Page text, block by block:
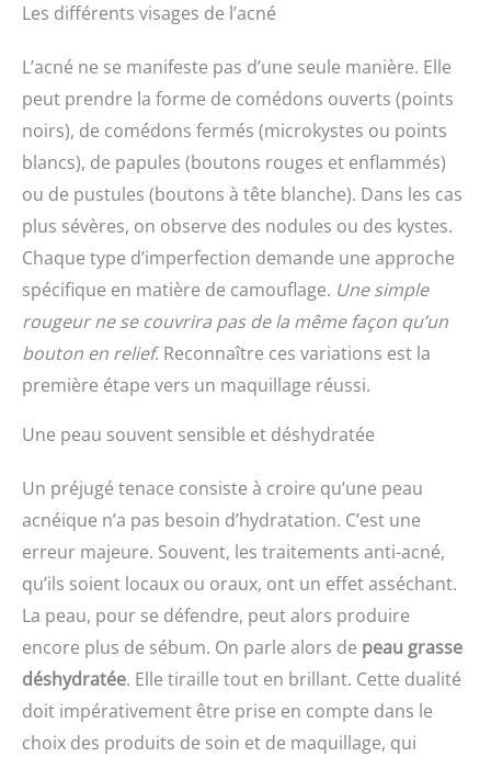
Les différents visages de l’acné
L’acné ne se manifeste pas d’une seule manière. Elle
peut prendre la forme de comédons ouverts (points
noirs), de comédons fermés (microkystes ou points
blancs), de papules (boutons rouges et enflammés)
ou de pustules (boutons à tête blanche). Dans les cas
plus sévères, on observe des nodules ou des kystes.
Chaque type d’imperfection demande une approche
spécifique en matière de camouflage. Une simple
rougeur ne se couvrira pas de la même façon qu’un
bouton en relief. Reconnaître ces variations est la
première étape vers un maquillage réussi.
Une peau souvent sensible et déshydratée
Un préjugé tenace consiste à croire qu’une peau
acnéique n’a pas besoin d’hydratation. C’est une
erreur majeure. Souvent, les traitements anti-acné,
qu’ils soient locaux ou oraux, ont un effet asséchant.
La peau, pour se défendre, peut alors produire
encore plus de sébum. On parle alors de peau grasse
déshydratée. Elle tiraille tout en brillant. Cette dualité
doit impérativement être prise en compte dans le
choix des produits de soin et de maquillage, qui